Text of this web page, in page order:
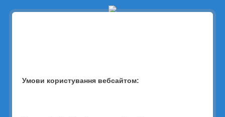
ЖАСТІНДА
Скинути пароль
Умови користування вебсайтом: